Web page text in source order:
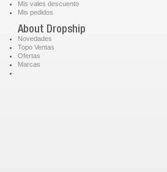
Mis vales descuento
Mis pedidos
About Dropship
Novedades
Topo Ventas
Ofertas
Marcas